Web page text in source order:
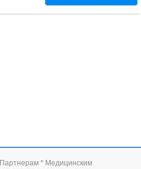
Партнерам * Медицинским